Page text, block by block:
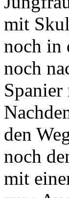
mit
noch in
noch
Spanier
den
noch
mit